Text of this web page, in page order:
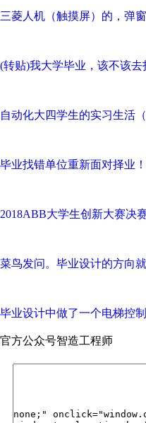
三菱人机（触摸屏）的，弹
(转贴)我大学毕业，该不该去
自动化大四学生的实习生活
毕业找错单位重新面对择业
2018ABB大学生创新大赛决
菜鸟发问。毕业设计的方向
毕业设计中做了一个电梯控
官方公众号智造工程师